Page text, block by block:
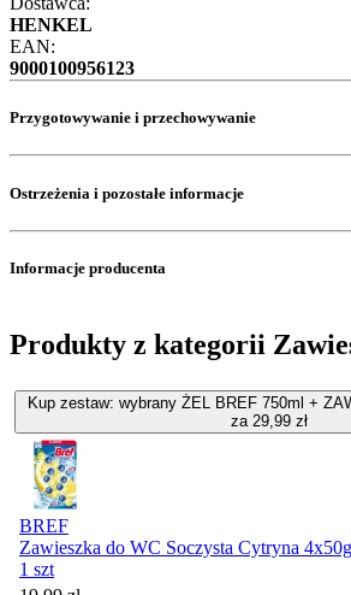
HENKEL
EAN:
9000100956123
Przygotowywanie i przechowywanie
Ostrzeżenia i pozostałe informacje
Informacje producenta
Produkty z kategorii
Kup zestaw: wybrany ŻEL BREF 750ml +
za 29,99 zł
BREF
Zawieszka do WC Soczysta Cytryna 4x50g
1 szt